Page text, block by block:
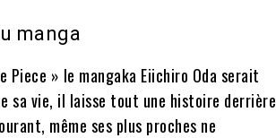
manga
» le mangaka Eiichiro Oda serait
sa vie, il laisse tout une histoire derrière
même ses plus proches ne